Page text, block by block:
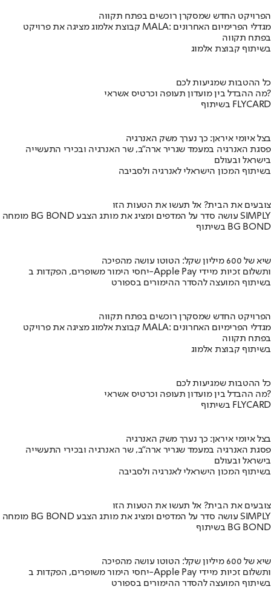
הפרויקט החדש שמסקרן רוכשים בפתח תקווה
קבוצת אלמוג מציגה את פרויקט MALA: מגדלי הפרימיום האחרונים
בפתח תקווה
בשיתוף קבוצת אלמוג
כל ההטבות שמגיעות לכם
מה ההבדל בין מועדון תעופה וכרטיס אשראי?
בשיתוף FLYCARD
בצל איומי איראן: כך נערך משק האנרגיה
פסגת האנרגיה במעמד שגריר ארה"ב, שר האנרגיה ובכירי התעשייה
בישראל ובעולם
בשיתוף המכון הישראלי לאנרגיה ולסביבה
צובעים את הבית? אל תעשו את הטעות הזו
מומחה BG BOND עושה סדר על המדפים ומציג את מותג הצבע SIMPLY
בשיתוף BG BOND
שיא של 600 מיליון שקל: הטוטו עושה מהפיכה
יחסי הימור משופרים, הפקדות ב-Apple Pay ותשלום זכיות מיידי
בשיתוף המועצה להסדר ההימורים בספורט
הפרויקט החדש שמסקרן רוכשים בפתח תקווה
קבוצת אלמוג מציגה את פרויקט MALA: מגדלי הפרימיום האחרונים
בפתח תקווה
בשיתוף קבוצת אלמוג
כל ההטבות שמגיעות לכם
מה ההבדל בין מועדון תעופה וכרטיס אשראי?
בשיתוף FLYCARD
בצל איומי איראן: כך נערך משק האנרגיה
פסגת האנרגיה במעמד שגריר ארה"ב, שר האנרגיה ובכירי התעשייה
בישראל ובעולם
בשיתוף המכון הישראלי לאנרגיה ולסביבה
צובעים את הבית? אל תעשו את הטעות הזו
מומחה BG BOND עושה סדר על המדפים ומציג את מותג הצבע SIMPLY
בשיתוף BG BOND
שיא של 600 מיליון שקל: הטוטו עושה מהפיכה
יחסי הימור משופרים, הפקדות ב-Apple Pay ותשלום זכיות מיידי
בשיתוף המועצה להסדר ההימורים בספורט